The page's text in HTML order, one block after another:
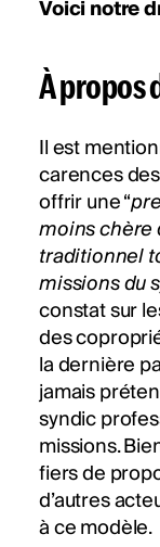
Voici notre
À propos
Il est
carences
offrir une “
moins chère
traditionnel
missions du
constat sur
des
la dernière
jamais
syndic
missions.
fiers de
d’autres
à ce modèle.